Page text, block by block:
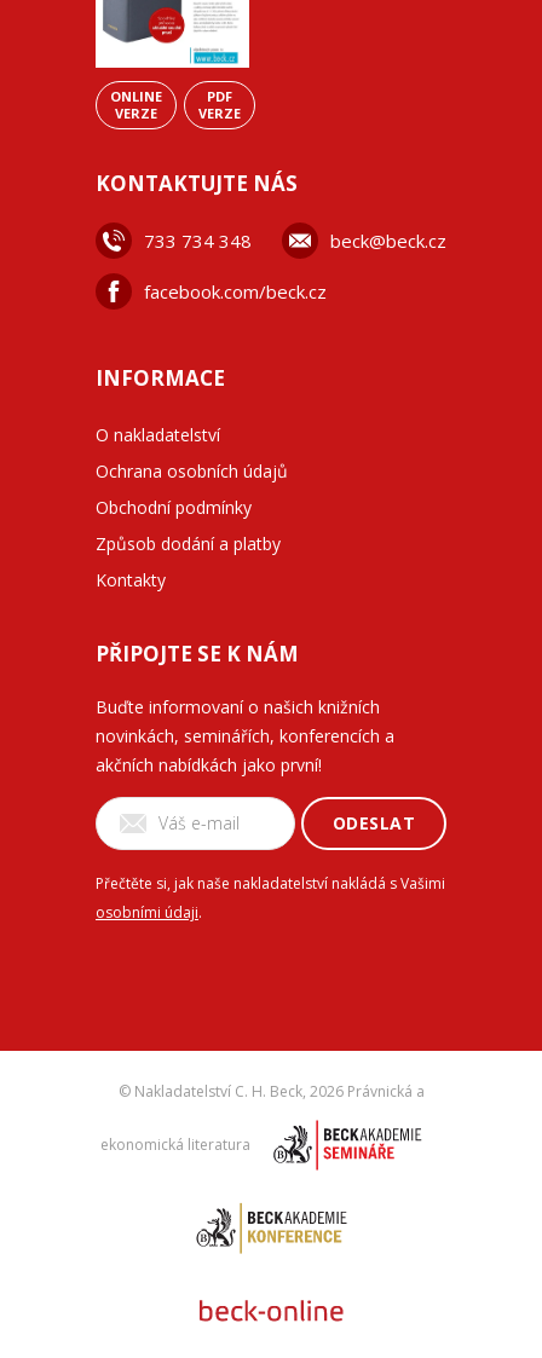
ONLINE
VERZE
PDF
VERZE
KONTAKTUJTE NÁS
733 734 348 beck@beck.cz
facebook.com/beck.cz
INFORMACE
O nakladatelství
Ochrana osobních údajů
Obchodní podmínky
Způsob dodání a platby
Kontakty
PŘIPOJTE SE K NÁM
Buďte informovaní o našich knižních
novinkách, seminářích, konferencích a
akčních nabídkách jako první!
ODESLAT
Přečtěte si, jak naše nakladatelství nakládá s Vašimi
osobními údaji.
© Nakladatelství C. H. Beck, 2026 Právnická a
ekonomická literatura